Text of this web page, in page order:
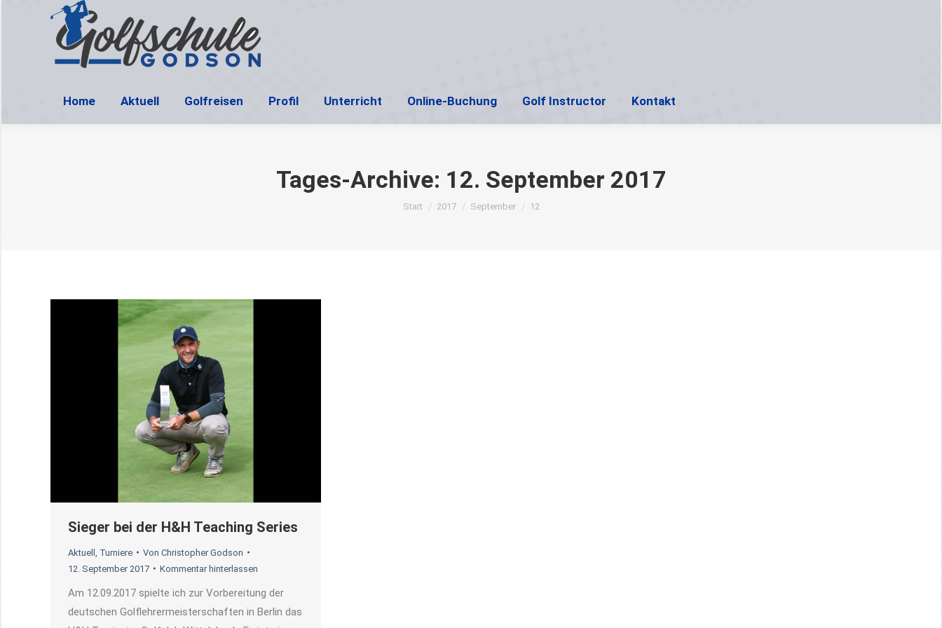
Home Aktuell Golfreisen Profil Unterricht Online-Buchung Golf Instructor Kontakt
Tages-Archive: 12. September 2017
Sie befinden sich hier:
Start 2017 September 12
Sieger bei der H&H Teaching Series
Aktuell Turniere Von Christopher Godson
12. September 2017
Kommentar hinterlassen
Am 12.09.2017 spielte ich zur Vorbereitung der
deutschen Golflehrermeisterschaften in Berlin das